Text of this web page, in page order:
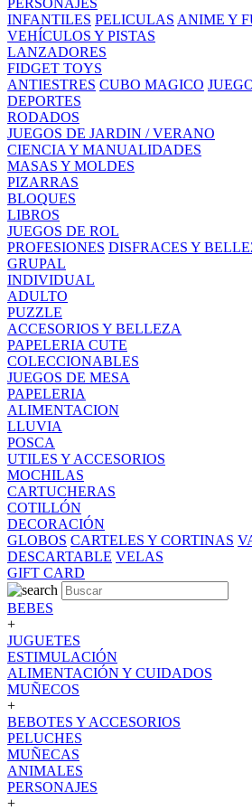
PERSONAJES
INFANTILES PELICULAS ANIME Y
VEHÍCULOS Y PISTAS
LANZADORES
FIDGET TOYS
ANTIESTRES CUBO MAGICO
DEPORTES
RODADOS
JUEGOS DE JARDIN / VERANO
CIENCIA Y MANUALIDADES
MASAS Y MOLDES
PIZARRAS
BLOQUES
LIBROS
JUEGOS DE ROL
PROFESIONES DISFRACES Y
GRUPAL
INDIVIDUAL
ADULTO
PUZZLE
ACCESORIOS Y BELLEZA
PAPELERIA CUTE
COLECCIONABLES
JUEGOS DE MESA
PAPELERIA
ALIMENTACION
LLUVIA
POSCA
UTILES Y ACCESORIOS
MOCHILAS
CARTUCHERAS
COTILLÓN
DECORACIÓN
GLOBOS CARTELES Y CORTINAS
DESCARTABLE VELAS
GIFT CARD
BEBES
+
JUGUETES
ESTIMULACIÓN
ALIMENTACIÓN Y CUIDADOS
MUÑECOS
+
BEBOTES Y ACCESORIOS
PELUCHES
MUÑECAS
ANIMALES
PERSONAJES
+